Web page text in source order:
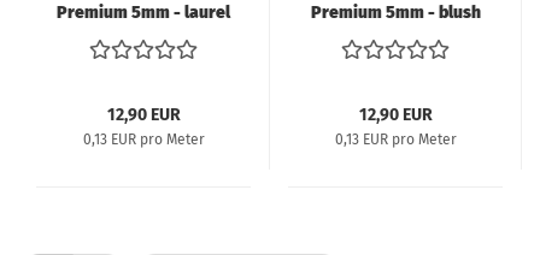
Premium 5mm - laurel
12,90 EUR
0,13 EUR pro Meter
Premium 5mm - blush
12,90 EUR
0,13 EUR pro Meter